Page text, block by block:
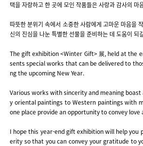
택을 자랑하고 한 곳에 모인 작품들은 사랑과 감사의 마
따뜻한 분위기 속에서 소중한 사람에게 고마운 마음을
신의 진심을 나눈 특별한 선물을 준비하는 데 도움이 되
The gift exhibition <Winter Gift> 展, held at the
sents special works that can be delivered to
ng the upcoming New Year.
Various works with sincerity and meaning
y oriental paintings to Western paintings with
one place provide an opportunity to convey
I hope this year-end gift exhibition will help
erity so that you can convey your gratitude to